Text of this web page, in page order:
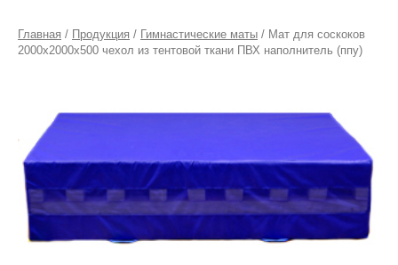
Главная / Продукция / Гимнастические маты / Мат для соскоков
2000х2000х500 чехол из тентовой ткани ПВХ наполнитель (ппу)